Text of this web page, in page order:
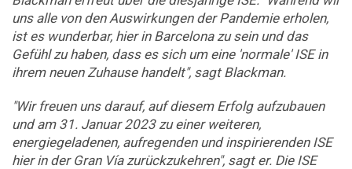
uns alle von den Auswirkungen der Pandemie erholen,
ist es wunderbar, hier in Barcelona zu sein und das
Gefühl zu haben, dass es sich um eine 'normale' ISE in
ihrem neuen Zuhause handelt", sagt Blackman.
"Wir freuen uns darauf, auf diesem Erfolg aufzubauen
und am 31. Januar 2023 zu einer weiteren,
energiegeladenen, aufregenden und inspirierenden ISE
hier in der Gran Vía zurückzukehren", sagt er. Die ISE